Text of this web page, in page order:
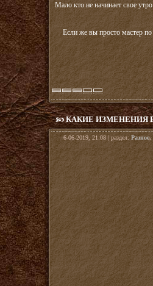
Мало кто не начинает свое
Если же вы просто мастер
КАКИЕ ИЗМЕНЕНИЯ
6-06-2019, 21:08 | раздел: Разное,